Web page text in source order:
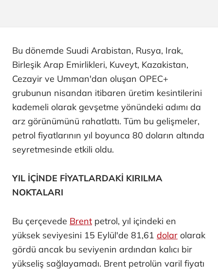
Bu dönemde Suudi Arabistan, Rusya, Irak,
Birleşik Arap Emirlikleri, Kuveyt, Kazakistan,
Cezayir ve Umman'dan oluşan OPEC+
grubunun nisandan itibaren üretim kesintilerini
kademeli olarak gevşetme yönündeki adımı da
arz görünümünü rahatlattı. Tüm bu gelişmeler,
petrol fiyatlarının yıl boyunca 80 doların altında
seyretmesinde etkili oldu.
YIL İÇİNDE FİYATLARDAKİ KIRILMA
NOKTALARI
Bu çerçevede Brent petrol, yıl içindeki en
yüksek seviyesini 15 Eylül'de 81,61 dolar olarak
gördü ancak bu seviyenin ardından kalıcı bir
yükseliş sağlayamadı. Brent petrolün varil fiyatı